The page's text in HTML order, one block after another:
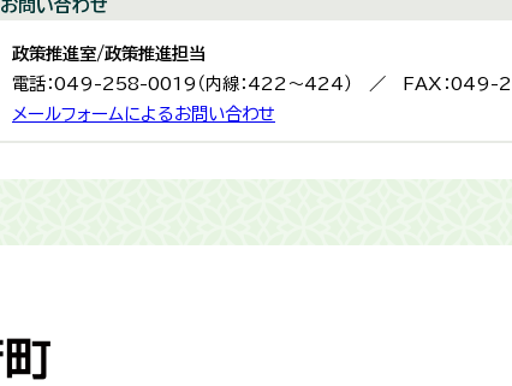
お問い合わせ
政策推進室/政策推進担当
電話：049-258-0019（内線：422～424） ／ FAX：
メールフォームによるお問い合わせ